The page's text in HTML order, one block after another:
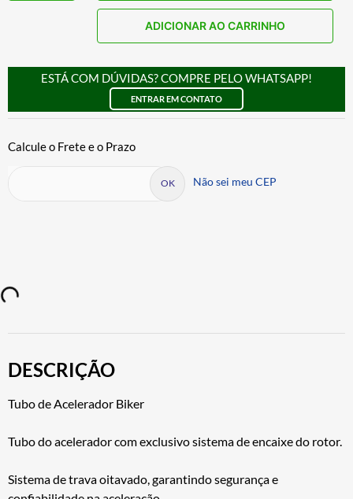
ADICIONAR AO CARRINHO
ESTÁ COM DÚVIDAS? COMPRE PELO WHATSAPP!
ENTRAR EM CONTATO
Não sei meu CEP
DESCRIÇÃO
Tubo de Acelerador Biker
Tubo do acelerador com exclusivo sistema de encaixe do rotor.
Sistema de trava oitavado, garantindo segurança e